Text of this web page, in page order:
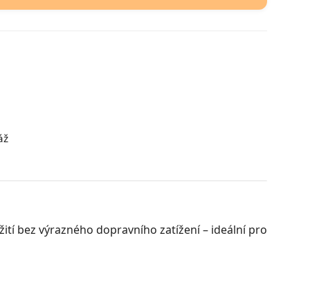
bez výrazného dopravního zatížení – ideální pro